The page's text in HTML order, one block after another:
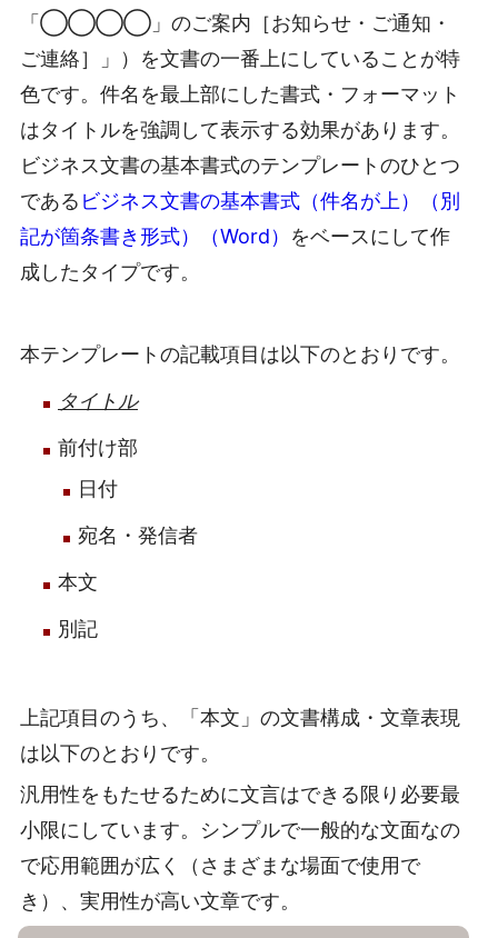
「◯◯◯◯」のご案内［お知らせ・ご通知・
ご連絡］」）を文書の一番上にしていることが特
色です。件名を最上部にした書式・フォーマット
はタイトルを強調して表示する効果があります。
ビジネス文書の基本書式のテンプレートのひとつ
である ビジネス文書の基本書式（件名が上）（別
記が箇条書き形式）（Word） をベースにして作
成したタイプです。
本テンプレートの記載項目は以下のとおりです。
タイトル
前付け部
日付
宛名・発信者
本文
別記
上記項目のうち、「本文」の文書構成・文章表現
は以下のとおりです。
汎用性をもたせるために文言はできる限り必要最
小限にしています。シンプルで一般的な文面なの
で応用範囲が広く（さまざまな場面で使用で
き）、実用性が高い文章です。